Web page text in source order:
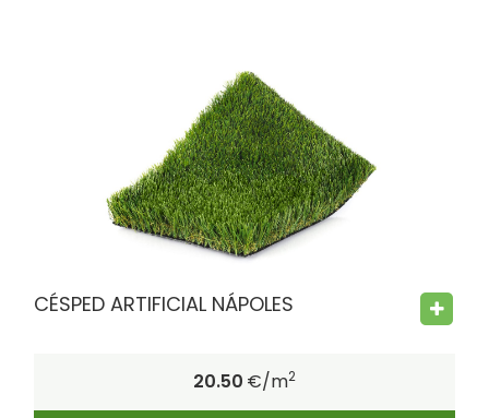
FIRE PROOF CHILD SAFE BACTERIA FREE
CÉSPED ARTIFICIAL NÁPOLES
20.50 €/m2